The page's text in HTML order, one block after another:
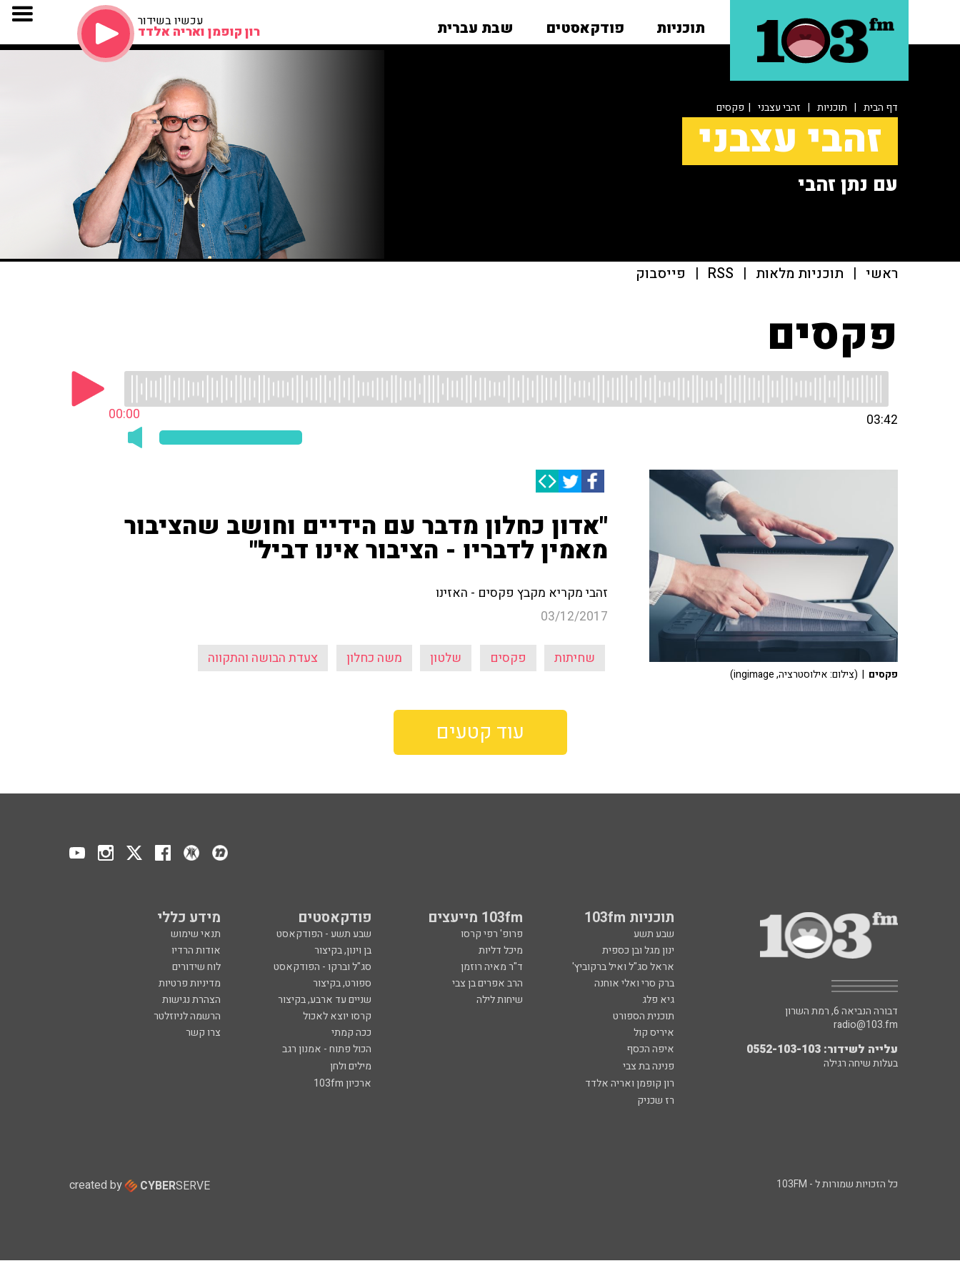
תוכניות פודקאסטים שבת עברית עכשיו בשידור
רון קופמן ואריה אלדד
דף הבית | תוכניות | זהבי עצבני | פקסים
זהבי עצבני
עם נתן זהבי
ראשי | תוכניות מלאות |
RSS
| פייסבוק
פקסים
00:00 03:42
"אדון כחלון מדבר עם הידיים וחושב שהציבור
מאמין לדבריו - הציבור אינו דביל"
זהבי מקריא מקבץ פקסים - האזינו
03/12/2017
שחיתות פקסים שלטון משה כחלון צעדת הבושה והתקווה
פקסים | (צילום: אילוסטרציה, ingimage)
עוד קטעים
תוכניות 103fm 103fm מייעצים פודקאסטים מידע כללי
שבע תשע פרופ' רפי קרסו שבע תשע - הפודקאסט
תנאי שימוש
ינון מגל ובן כספית
מיכל דליות בן וינון, בקיצור
אודות הרדיו
אראל סג"ל ואיל ברקוביץ'
ד"ר מאיה רוזמן סג"ל וברקו - הפודקאסט
לוח שידורים
ברק סרי ואלי אוחנה
הרב אפרים בן צבי ספורט, בקיצור
מדיניות פרטיות
גיא פלג
שיחות לילה שניים עד ארבע, בקיצור
הצהרת נגישות
תוכנית הספורט
קרסו יוצא לאכול
הרשמה לניוזלטר
איריס קול
ככה קמתי
צרו קשר
איפה הכסף
הכול פתוח - אמנון רגב
פנינה בת צבי
מילים ולחן
רון קופמן ואריה אלדד
ארכיון 103fm
רז שכניק
דבורה הנביאה 6, רמת השרון
radio@103.fm
עלייה לשידור: 0552-103-103
בעלות שיחה רגילה
כל הזכויות שמורות ל - 103FM created by CYBERSERVE